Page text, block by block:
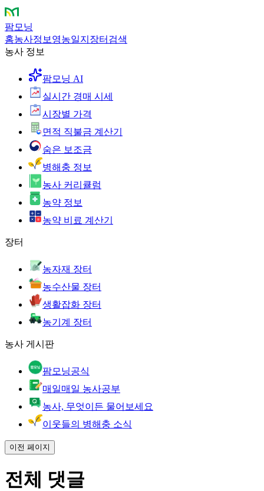
팜모닝
홈농사정보 영농일지 장터 검색
농사 정보
팜모닝 AI
실시간 경매 시세
시장별 가격
면적 직불금 계산기
숨은 보조금
병해충 정보
농사 커리큘럼
농약 정보
농약 비료 계산기
장터
농자재 장터
농수산물 장터
생활잡화 장터
농기계 장터
농사 게시판
팜모닝공식
매일매일 농사공부
농사, 무엇이든 물어보세요
이웃들의 병해충 소식
이전 페이지
전체 댓글